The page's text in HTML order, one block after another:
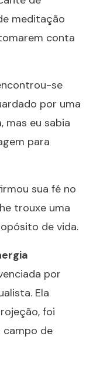
meditação
conta
se
por uma
mas eu sabia
para
sua fé no
trouxe uma
de vida.
por
Ela
foi
campo de